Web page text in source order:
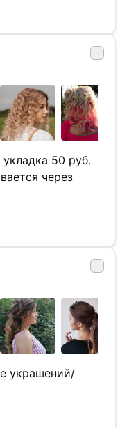
50 руб.
через
украшений/